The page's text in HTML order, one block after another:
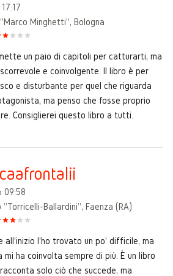
Minghetti", Bologna
un paio di capitoli per catturarti, ma
e coinvolgente. Il libro è per
e disturbante per quel che riguarda
ma penso che fosse proprio
Consiglierei questo libro a tutti.
09:58
"Torricelli-Ballardini", Faenza (RA)
all'inizio l'ho trovato un po' difficile, ma
ha coinvolta sempre di più. È un libro
solo ciò che succede, ma